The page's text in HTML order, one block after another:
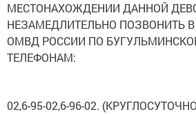
МЕСТОНАХОЖДЕНИИ ДАННОЙ
НЕЗАМЕДЛИТЕЛЬНО ПОЗВОНИТЬ
ОМВД РОССИИ ПО
ТЕЛЕФОНАМ:
02,6-95-02,6-96-02.